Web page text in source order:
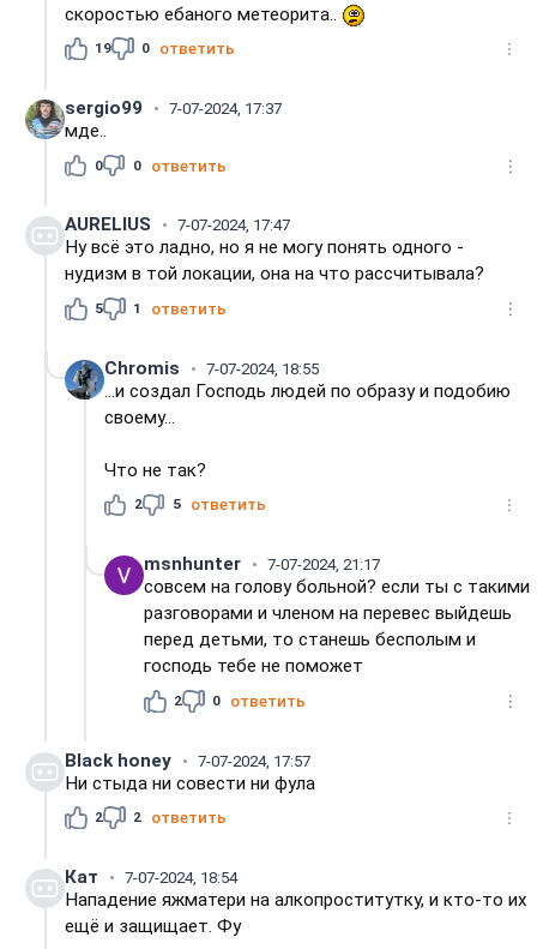
скоростью ебаного метеорита..
19 0 ответить
sergio99 7-07-2024, 17:37
мде..
0 0 ответить
AURELIUS 7-07-2024, 17:47
Ну всё это ладно, но я не могу понять одного -
нудизм в той локации, она на что рассчитывала?
5 1 ответить
Chromis 7-07-2024, 18:55
...и создал Господь людей по образу и подобию
своему...
Что не так?
2 5 ответить
msnhunter 7-07-2024, 21:17
совсем на голову больной? если ты с такими
разговорами и членом на перевес выйдешь
перед детьми, то станешь бесполым и
господь тебе не поможет
2 0 ответить
Black honey 7-07-2024, 17:57
Ни стыда ни совести ни фула
2 2 ответить
Кат 7-07-2024, 18:54
Нападение яжматери на алкопроститутку, и кто-то их
ещё и защищает. Фу